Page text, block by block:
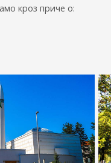
кроз приче о: